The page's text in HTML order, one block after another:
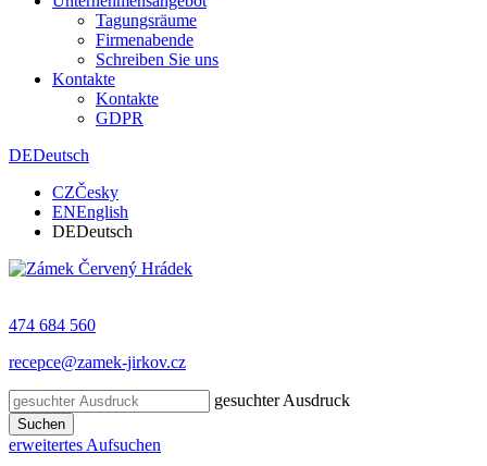
Tagungsräume
Firmenabende
Schreiben Sie uns
Kontakte
Kontakte
GDPR
DEDeutsch
CZČesky
ENEnglish
DEDeutsch
474 684 560
recepce@zamek-jirkov.cz
gesuchter Ausdruck
Suchen
erweitertes Aufsuchen